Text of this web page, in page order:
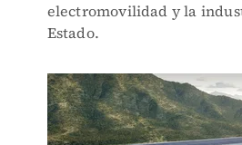
electromovilidad y la
Estado.